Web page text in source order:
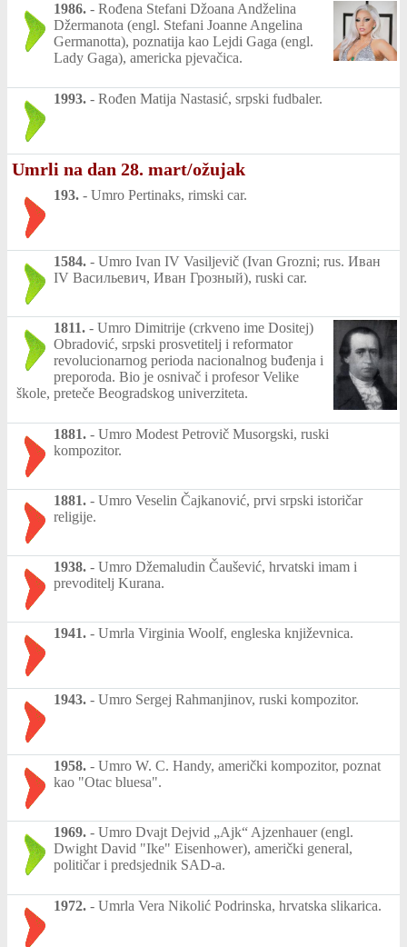
1986. - Rođena Stefani Džoana Andželina
Džermanota (engl. Stefani Joanne Angelina
Germanotta), poznatija kao Lejdi Gaga (engl.
Lady Gaga), americka pjevačica.
1993. - Rođen Matija Nastasić, srpski fudbaler.
Umrli na dan 28. mart/ožujak
193. - Umro Pertinaks, rimski car.
1584. - Umro Ivan IV Vasiljevič (Ivan Grozni; rus. Иван
IV Васильевич, Иван Грозный), ruski car.
1811. - Umro Dimitrije (crkveno ime Dositej)
Obradović, srpski prosvetitelj i reformator
revolucionarnog perioda nacionalnog buđenja i
preporoda. Bio je osnivač i profesor Velike
škole, preteče Beogradskog univerziteta.
1881. - Umro Modest Petrovič Musorgski, ruski
kompozitor.
1881. - Umro Veselin Čajkanović, prvi srpski istoričar
religije.
1938. - Umro Džemaludin Čaušević, hrvatski imam i
prevoditelj Kurana.
1941. - Umrla Virginia Woolf, engleska književnica.
1943. - Umro Sergej Rahmanjinov, ruski kompozitor.
1958. - Umro W. C. Handy, američki kompozitor, poznat
kao "Otac bluesa".
1969. - Umro Dvajt Dejvid „Ajk“ Ajzenhauer (engl.
Dwight David "Ike" Eisenhower), američki general,
političar i predsjednik SAD-a.
1972. - Umrla Vera Nikolić Podrinska, hrvatska slikarica.